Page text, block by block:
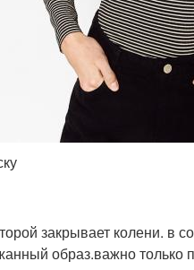
закрывает колени. в
образ.важно только